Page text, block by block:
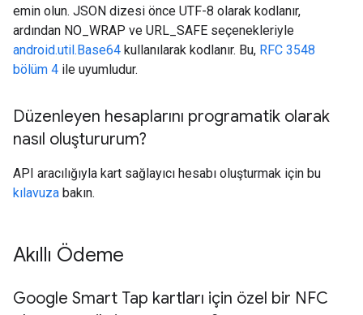
emin olun. JSON dizesi önce UTF-8 olarak kodlanır,
ardından NO_WRAP ve URL_SAFE seçenekleriyle
android.util.Base64 kullanılarak kodlanır. Bu, RFC 3548
bölüm 4 ile uyumludur.
Düzenleyen hesaplarını programatik olarak
nasıl oluştururum?
API aracılığıyla kart sağlayıcı hesabı oluşturmak için bu
kılavuza bakın.
Akıllı Ödeme
Google Smart Tap kartları için özel bir NFC